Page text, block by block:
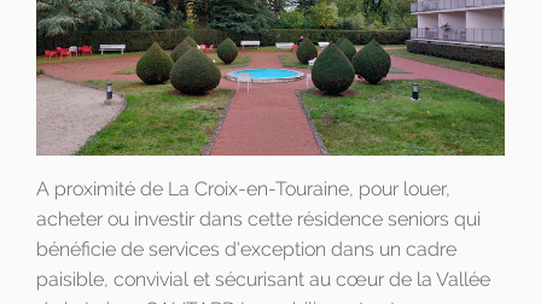
A proximité de La Croix-en-Touraine, pour louer,
acheter ou investir dans cette résidence seniors qui
bénéficie de services d'exception dans un cadre
paisible, convivial et sécurisant au cœur de la Vallée